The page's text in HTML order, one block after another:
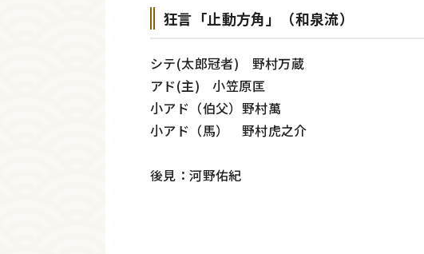
狂言「止動方角」（和泉流）
シテ(太郎冠者) 野村万蔵
アド(主) 小笠原匡
小アド（伯父）野村萬
小アド（馬） 野村虎之介
後見：河野佑紀